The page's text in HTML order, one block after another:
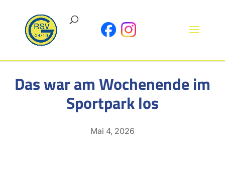
Das war am Wochenende im
Sportpark los
Mai 4, 2026